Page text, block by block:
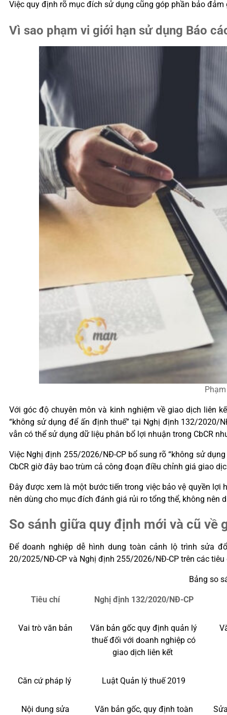
Việc quy định rõ mục đích sử dụng cũng góp phần bảo
Vì sao phạm vi giới hạn sử dụng Báo
Với góc độ chuyên môn và kinh nghiệm về giao dịch liên
“không sử dụng để ấn định thuế” tại Nghị định 132/2020/
vẫn có thể sử dụng dữ liệu phân bổ lợi nhuận trong CbCR
Việc Nghị định 255/2026/NĐ-CP bổ sung rõ “không sử
CbCR giờ đây bao trùm cả công đoạn điều chỉnh giá giao
Đây được xem là một bước tiến trong việc bảo vệ quyền lợi
nên dùng cho mục đích đánh giá rủi ro tổng thể, không
So sánh giữa quy định mới và cũ về
Để doanh nghiệp dễ hình dung toàn cảnh lộ trình sửa
20/2025/NĐ-CP và Nghị định 255/2026/NĐ-CP trên các tiêu
Bảng so
Tiêu chí Nghị định 132/2020/NĐ-CP
Vai trò văn bản
Văn bản gốc quy định quản lý
thuế đối với doanh nghiệp có
giao dịch liên kết
Căn cứ pháp lý Luật Quản lý thuế 2019
Nội dung sửa
Văn bản gốc, quy định toàn